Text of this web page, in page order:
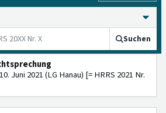
Suchen
Juni 2021 (LG Hanau) [= HRRS 2021 Nr.